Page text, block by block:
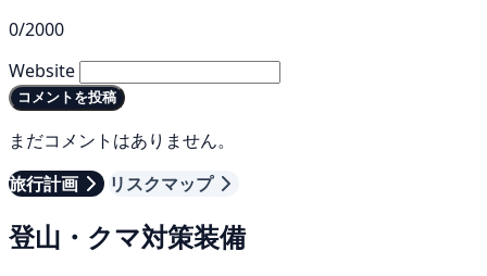
0/2000
Website
コメントを投稿
まだコメントはありません。
旅行計画
リスクマップ
登山・クマ対策装備